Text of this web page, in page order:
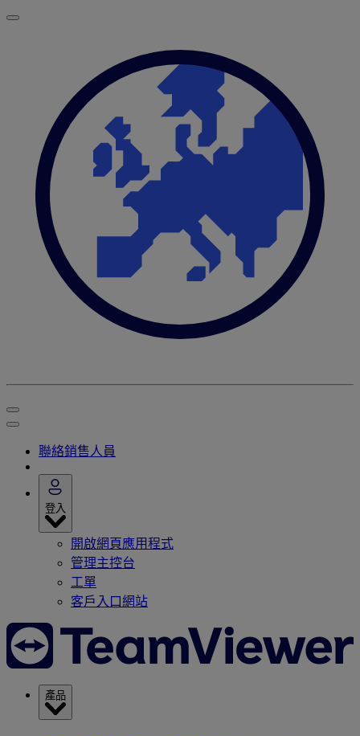
聯絡銷售人員
登入
開啟網頁應用程式
管理主控台
工單
客戶入口網站
產品